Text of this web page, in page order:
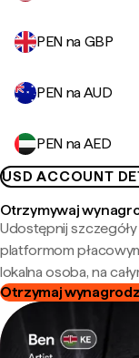
PEN na GBP
PEN na AUD
PEN na AED
USD ACCOUNT
Otrzymywaj
Udostępnij szczegóły
platformom
lokalna osoba, na
Otrzymaj